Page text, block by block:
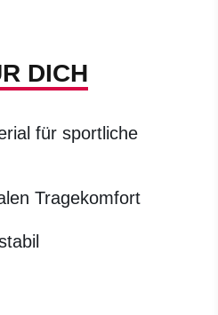
DICH
für sportliche
Tragekomfort